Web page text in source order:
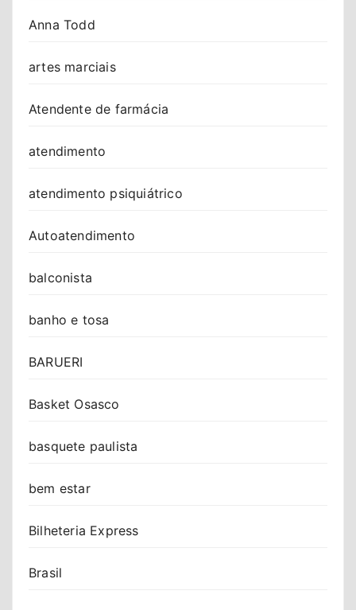
Anna Todd
artes marciais
Atendente de farmácia
atendimento
atendimento psiquiátrico
Autoatendimento
balconista
banho e tosa
BARUERI
Basket Osasco
basquete paulista
bem estar
Bilheteria Express
Brasil